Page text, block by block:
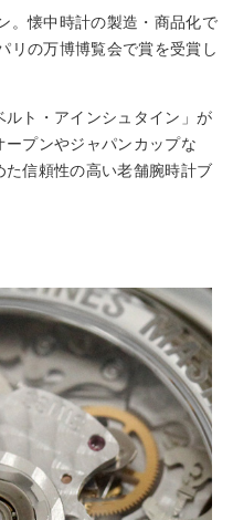
。懐中時計の製造・商品化で
リの万博博覧会で賞を受賞し
ト・アインシュタイン」が
プンやジャパンカップな
た信頼性の高い老舗腕時計ブ